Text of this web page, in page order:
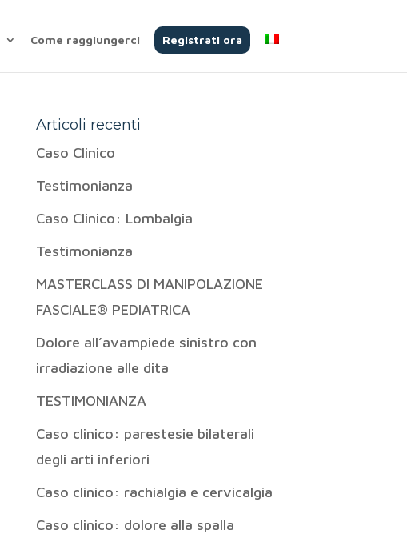
Come raggiungerci Registrati ora
Articoli recenti
Caso Clinico
Testimonianza
Caso Clinico: Lombalgia
Testimonianza
MASTERCLASS DI MANIPOLAZIONE
FASCIALE® PEDIATRICA
Dolore all’avampiede sinistro con
irradiazione alle dita
TESTIMONIANZA
Caso clinico: parestesie bilaterali
degli arti inferiori
Caso clinico: rachialgia e cervicalgia
Caso clinico: dolore alla spalla